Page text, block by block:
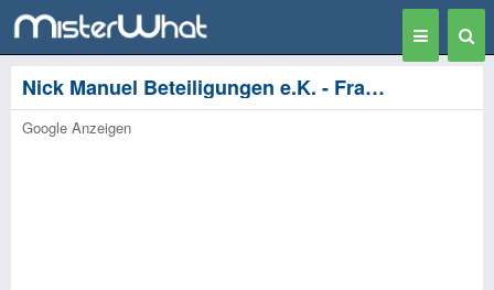
Toggle
navigation
Nick Manuel Beteiligungen e.K. - Frankfurt am Main
Google Anzeigen